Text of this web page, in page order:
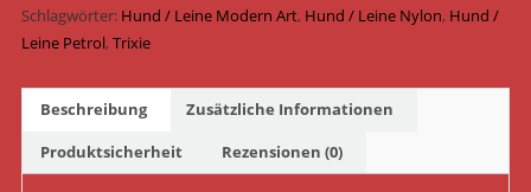
Paris
Nylon
-
Petrol
Schlagwörter: Hund / Leine Modern Art, Hund / Leine Nylon, Hund /
Leine Petrol,Trixie
Beschreibung
Zusätzliche Informationen
Produktsicherheit
Rezensionen (0)